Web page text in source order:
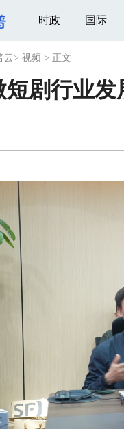
时政 国际
云> 视频 > 正文
短剧行业